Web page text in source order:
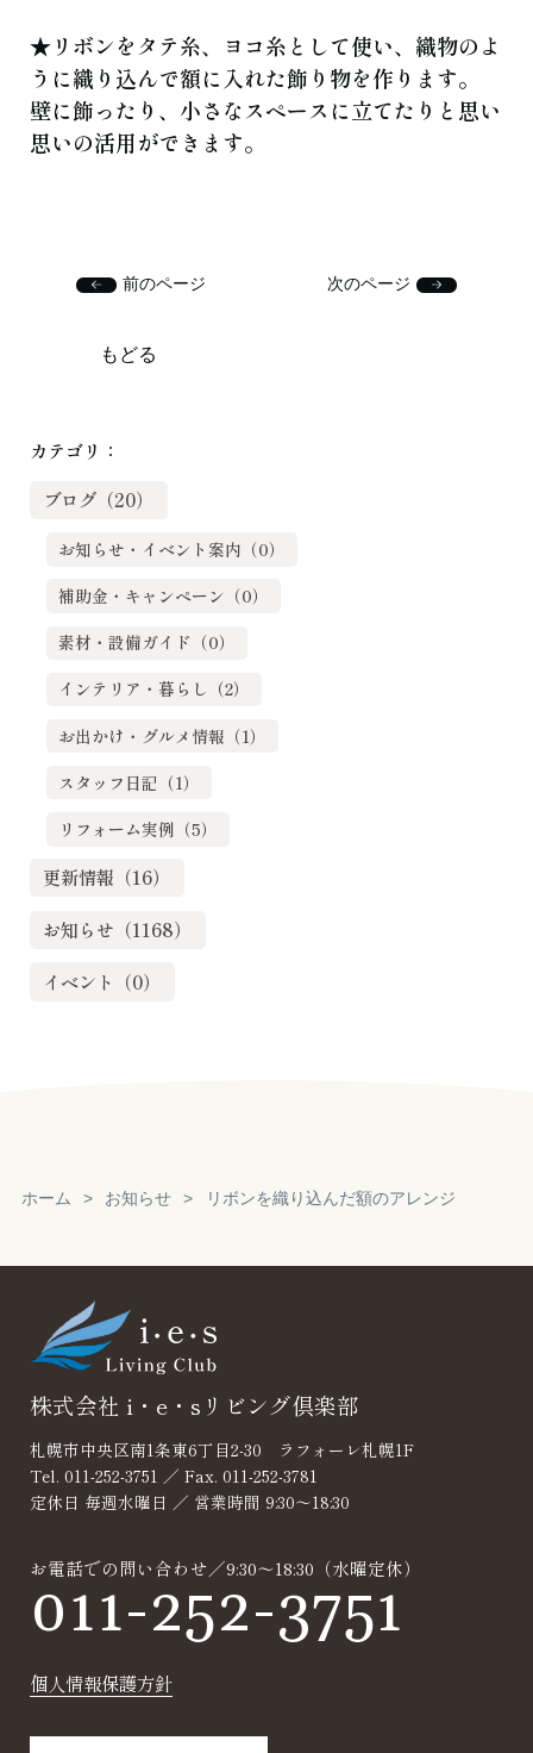
★リボンをタテ糸、ヨコ糸として使い、織物のよ
うに織り込んで額に入れた飾り物を作ります。
壁に飾ったり、小さなスペースに立てたりと思い
思いの活用ができます。
前のページ
もどる
次のページ
カテゴリ：
ブログ（20）
お知らせ・イベント案内（0）
補助金・キャンペーン（0）
素材・設備ガイド（0）
インテリア・暮らし（2）
お出かけ・グルメ情報（1）
スタッフ日記（1）
リフォーム実例（5）
更新情報（16）
お知らせ（1168）
イベント（0）
ホーム お知らせ リボンを織り込んだ額のアレンジ
Reservation
見積り・無料相
株式会社 i・e・sリビング倶楽部
札幌市中央区南1条東6丁目2-30 ラフォーレ札幌1F
Tel. 011-252-3751 ／ Fax. 011-252-3781
定休日 毎週水曜日 ／ 営業時間 9:30～18:30
お電話での問い合わせ／9:30～18:30（水曜定休）
011-252-3751
個人情報保護方針